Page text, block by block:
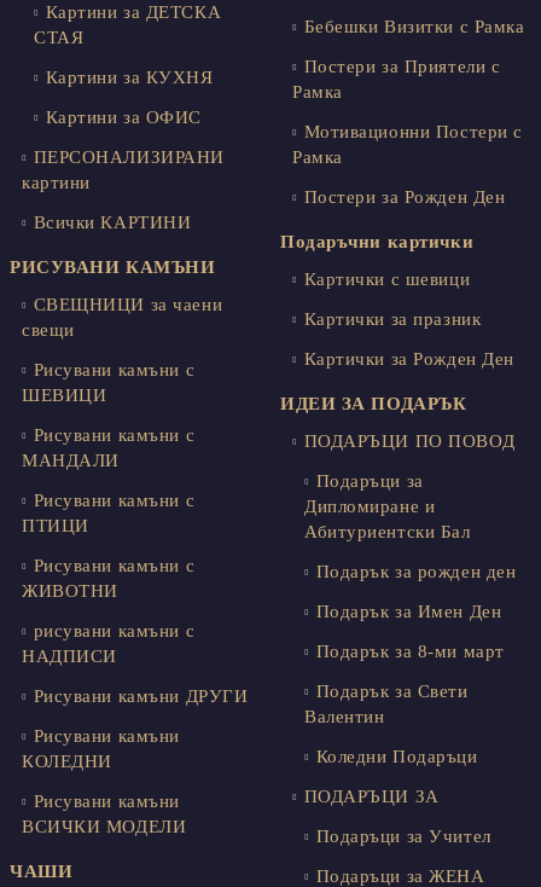
Картини за ДЕТСКА
СТАЯ
Картини за КУХНЯ
Картини за ОФИС
ПЕРСОНАЛИЗИРАНИ
картини
Всички КАРТИНИ
РИСУВАНИ КАМЪНИ
СВЕЩНИЦИ за чаени
свещи
Рисувани камъни с
ШЕВИЦИ
Рисувани камъни с
МАНДАЛИ
Рисувани камъни с
ПТИЦИ
Рисувани камъни с
ЖИВОТНИ
рисувани камъни с
НАДПИСИ
Рисувани камъни ДРУГИ
Рисувани камъни
КОЛЕДНИ
Рисувани камъни
ВСИЧКИ МОДЕЛИ
ЧАШИ
Бебешки Визитки с Рамка
Постери за Приятели с
Рамка
Мотивационни Постери с
Рамка
Постери за Рожден Ден
Подаръчни картички
Картички с шевици
Картички за празник
Картички за Рожден Ден
ИДЕИ ЗА ПОДАРЪК
ПОДАРЪЦИ ПО ПОВОД
Подаръци за
Дипломиране и
Абитуриентски Бал
Подарък за рожден ден
Подарък за Имен Ден
Подарък за 8-ми март
Подарък за Свети
Валентин
Коледни Подаръци
ПОДАРЪЦИ ЗА
Подаръци за Учител
Подаръци за ЖЕНА